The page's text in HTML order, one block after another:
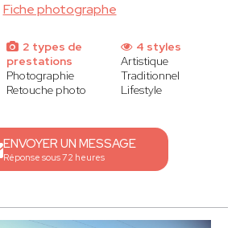
Fiche photographe
2 types de
prestations
Photographie
Retouche photo
4 styles
Artistique
Traditionnel
Lifestyle
ENVOYER UN MESSAGE
Réponse sous 72 heures